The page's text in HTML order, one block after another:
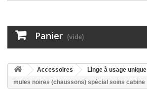
Panier (vide)
Accessoires Linge à usage unique
mules noires (chaussons) spécial soins cabine